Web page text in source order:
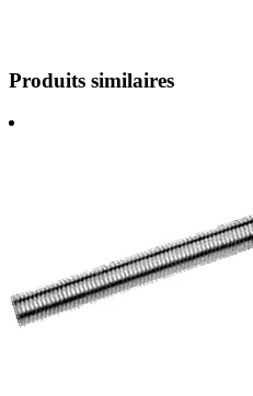
Produits similaires